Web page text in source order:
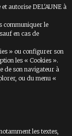
autorise DEL'AUNE à
communiquer le
en cas de
» ou configurer son
les « Cookies ».
de son navigateur à
ou du menu «
les textes,